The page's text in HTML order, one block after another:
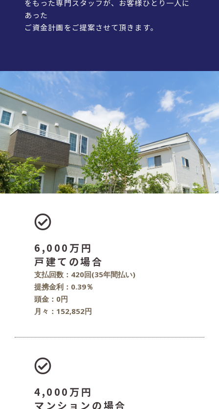
をもった専門スタッフが、お客様ひとり一人に
あった
ご資金計画をご提案させて頂きます。
6,000万円
戸建ての場合
支払回数：420回(35年間払い)
提携金利：0.39％
頭金：0円
月々：152,852円
4,000万円
マンションの場合